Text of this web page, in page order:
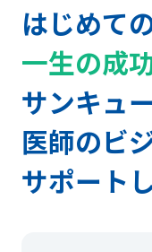
はじめて
一生の成
サンキュ
医師のビ
サポート